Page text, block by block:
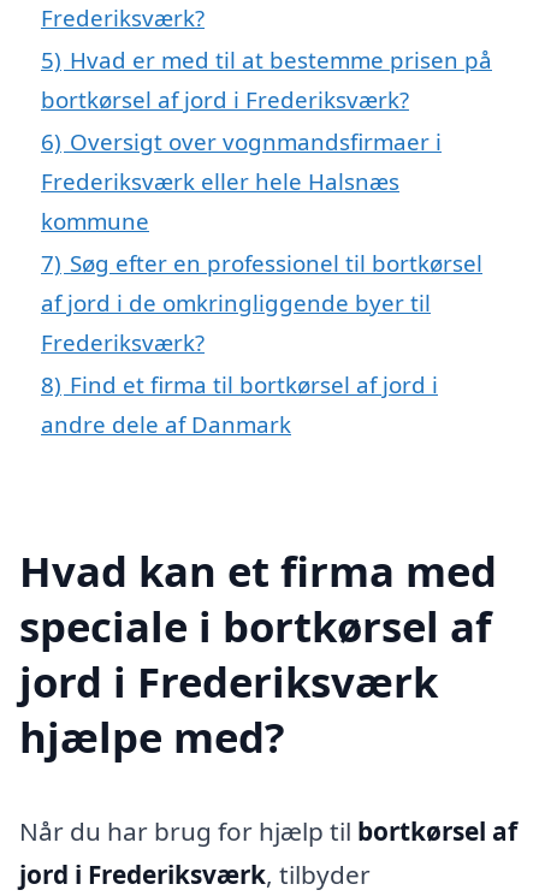
Frederiksværk?
5) Hvad er med til at bestemme prisen på
bortkørsel af jord i Frederiksværk?
6) Oversigt over vognmandsfirmaer i
Frederiksværk eller hele Halsnæs
kommune
7) Søg efter en professionel til bortkørsel
af jord i de omkringliggende byer til
Frederiksværk?
8) Find et firma til bortkørsel af jord i
andre dele af Danmark
Hvad kan et firma med
speciale i bortkørsel af
jord i Frederiksværk
hjælpe med?
Når du har brug for hjælp til bortkørsel af
jord i Frederiksværk, tilbyder